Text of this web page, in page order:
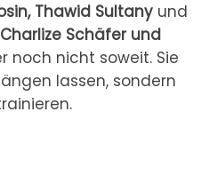
Thawid Sultany und
Charlize Schäfer und
noch nicht soweit. Sie
lassen, sondern